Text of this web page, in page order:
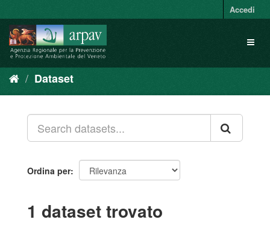
al
contenuto
Accedi
Dataset
Ordina per
1 dataset trovato